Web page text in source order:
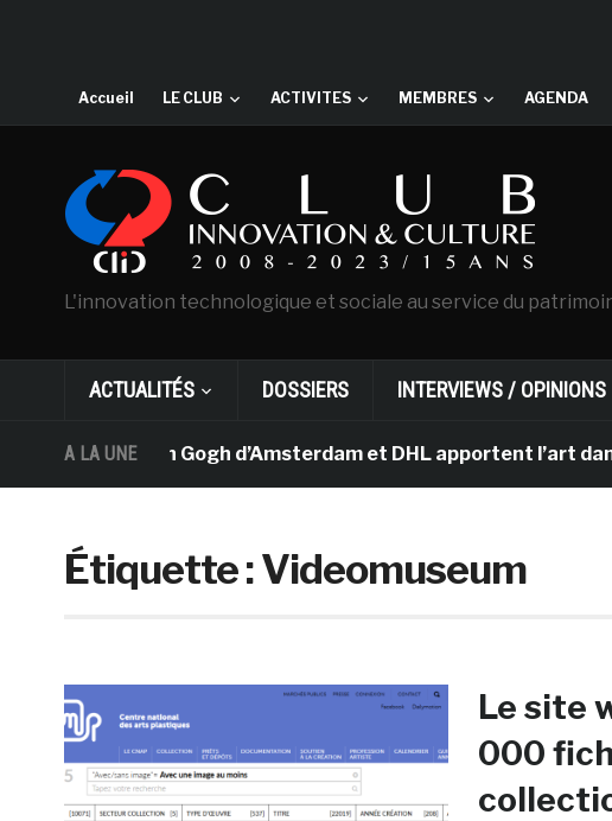
Accueil LE CLUB ACTIVITES MEMBRES AGENDA
L'innovation technologique et sociale au service du
ACTUALITÉS DOSSIERS INTERVIEWS / OPINIONS
A LA UNE
musée Van Gogh d’Amsterdam et DHL apportent l’art dans
Étiquette :Videomuseum
Le site
000